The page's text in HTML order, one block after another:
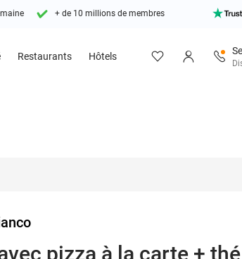
+ de 10 millions de membres
Restaurants Hôtels
pizza à la carte +